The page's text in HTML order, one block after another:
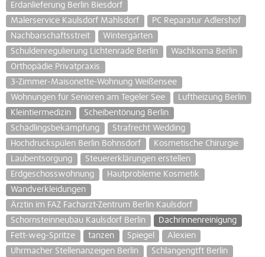
Erdanlieferung Berlin Biesdorf
Malerservice Kaulsdorf Mahlsdorf
PC Reparatur Adlershof
Nachbarschaftsstreit
Wintergärten
Schuldenregulierung Lichtenrade Berlin
Wachkoma Berlin
Orthopädie Privatpraxis
3-Zimmer-Maisonette-Wohnung Weißensee
Wohnungen für Senioren am Tegeler See
Luftheizung Berlin
Kleintiermedizin
Scheibentönung Berlin
Schädlingsbekämpfung
Strafrecht Wedding
Hochdruckspülen Berlin Bohnsdorf
Kosmetische Chirurgie
Laubentsorgung
Steuererklärungen erstellen
Erdgeschosswohnung
Hautprobleme Kosmetik
Wandverkleidungen
Ärztin im FAZ Facharzt-Zentrum Berlin Kaulsdorf
Schornsteinneubau Kaulsdorf Berlin
Dachrinnenreinigung
Fett-weg-Spritze
tanzen Spiegel
Alexien
Uhrmacher Stellenanzeigen Berlin
Schlangengtft Berlin